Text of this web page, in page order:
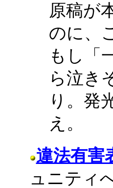
原稿が
のに、
もし「
ら泣き
り。発
え。
違法有害
ュニティ